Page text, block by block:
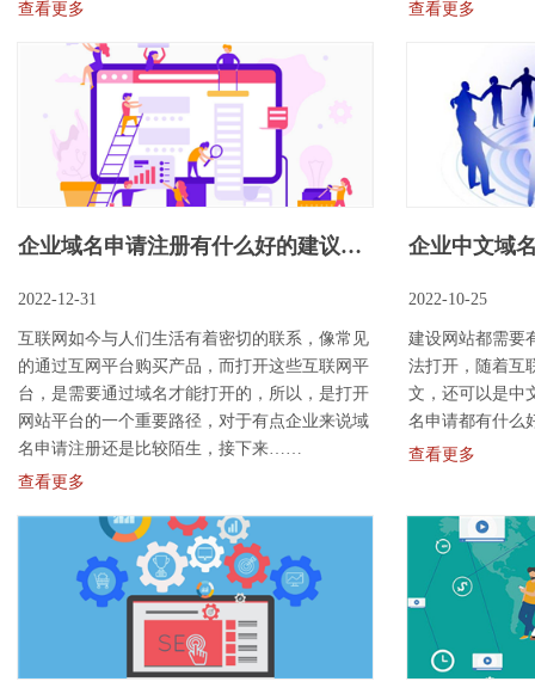
查看更多
查看更多
企业域名申请注册有什么好的建议，申请注册流程什么
2022-12-31
互联网如今与人们生活有着密切的联系，像常见
的通过互网平台购买产品，而打开这些互联网平
台，是需要通过域名才能打开的，所以，是打开
网站平台的一个重要路径，对于有点企业来说域
名申请注册​还是比较陌生，接下来……
查看更多
企业中文域
2022-10-25
建设网站都需要
法打开，随着互
文，还可以是中
名申请​都有什么
查看更多